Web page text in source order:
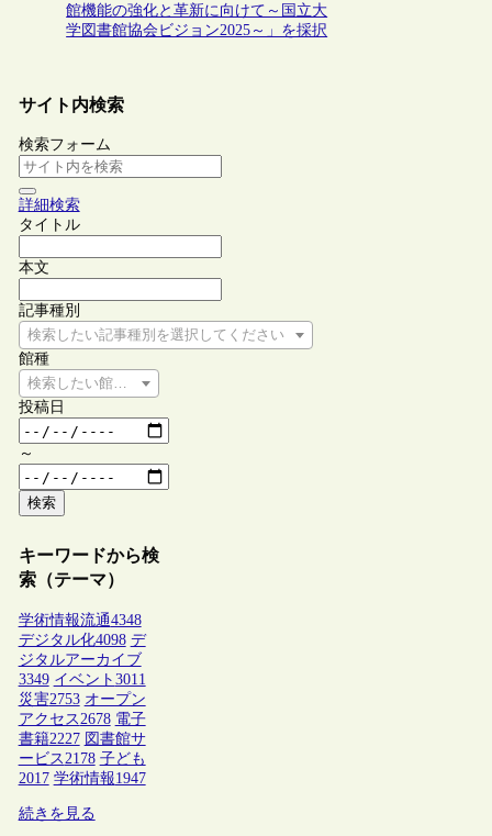
館機能の強化と革新に向けて～国立大
学図書館協会ビジョン2025～」を採択
サイト内検索
検索フォーム
詳細検索
タイトル
本文
記事種別
検索したい記事種別を選択してください
館種
検索したい館種を選択してください
投稿日
～
検索
キーワードから検
索（テーマ）
学術情報流通4348
デジタル化4098 デ
ジタルアーカイブ
3349 イベント 3011
災害2753 オープン
アクセス 2678 電子
書籍2227 図書館サ
ービス 2178 子ども
2017 学術情報1947
続きを見る